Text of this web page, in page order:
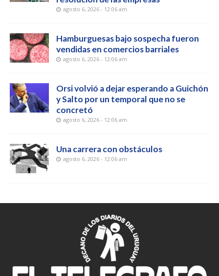
agosto 6, 2026 - 12:06 am
Hamburguesas bajo sospecha fueron
vendidas en comercios barriales
agosto 6, 2026 - 12:06 am
Orsi volvió a dejar esperando a Guichón
y Salto por un temporal que no se
concretó
agosto 6, 2026 - 12:06 am
Una carrera con obstáculos
agosto 6, 2026 - 12:06 am